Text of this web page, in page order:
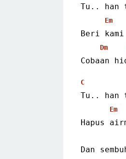
Tu.. han
Em
Beri
Dm
Cobaan
C
Tu.. han
Em
Hapus
Dan